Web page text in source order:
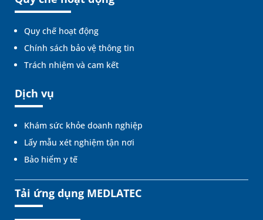
Quy chế hoạt động
Chính sách bảo vệ thông tin
Trách nhiệm và cam kết
Dịch vụ
Khám sức khỏe doanh nghiệp
Lấy mẫu xét nghiệm tận nơi
Bảo hiểm y tế
Tải ứng dụng MEDLATEC